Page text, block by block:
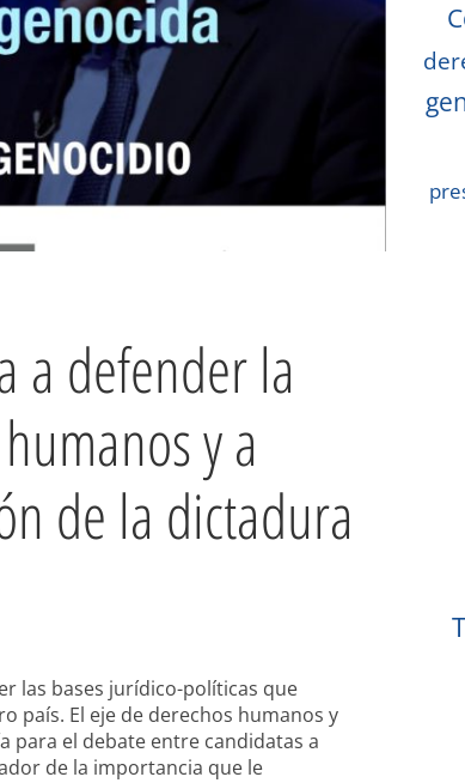
a defender la
y a
de la dictadura
las bases jurídico-políticas que
país. El eje de derechos humanos y
para el debate entre candidatas a
de la importancia que le